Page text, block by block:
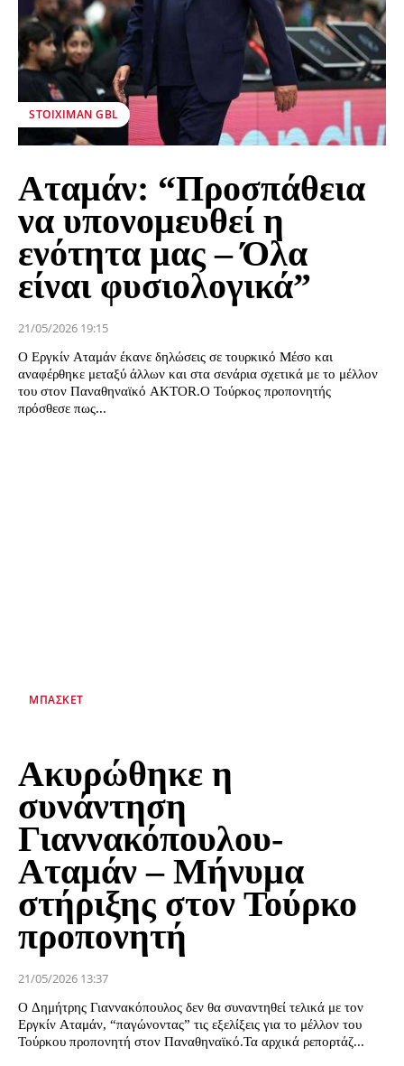
STOIXIMAN GBL
Αταμάν: “Προσπάθεια
να υπονομευθεί η
ενότητα μας – Όλα
είναι φυσιολογικά”
21/05/2026 19:15
Ο Εργκίν Αταμάν έκανε δηλώσεις σε τουρκικό Μέσο και
αναφέρθηκε μεταξύ άλλων και στα σενάρια σχετικά με το μέλλον
του στον Παναθηναϊκό AKTOR.Ο Τούρκος προπονητής
πρόσθεσε πως...
ΜΠΆΣΚΕΤ
Ακυρώθηκε η
συνάντηση
Γιαννακόπουλου-
Αταμάν – Μήνυμα
στήριξης στον Τούρκο
προπονητή
21/05/2026 13:37
Ο Δημήτρης Γιαννακόπουλος δεν θα συναντηθεί τελικά με τον
Εργκίν Αταμάν, “παγώνοντας” τις εξελίξεις για το μέλλον του
Τούρκου προπονητή στον Παναθηναϊκό.Τα αρχικά ρεπορτάζ...